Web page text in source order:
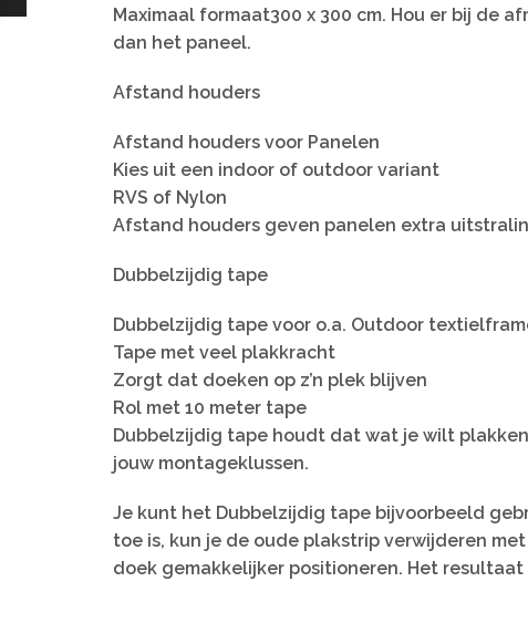
Maximaal formaat300 x 300 cm. Hou er bij de
dan het paneel.
Afstand houders
Afstand houders voor Panelen
Kies uit een indoor of outdoor variant
RVS of Nylon
Afstand houders geven panelen extra
Dubbelzijdig tape
Dubbelzijdig tape voor o.a. Outdoor
Tape met veel plakkracht
Zorgt dat doeken op z’n plek blijven
Rol met 10 meter tape
Dubbelzijdig tape houdt dat wat je wilt
jouw montageklussen.
Je kunt het Dubbelzijdig tape bijvoorbeeld
toe is, kun je de oude plakstrip verwijderen
doek gemakkelijker positioneren. Het